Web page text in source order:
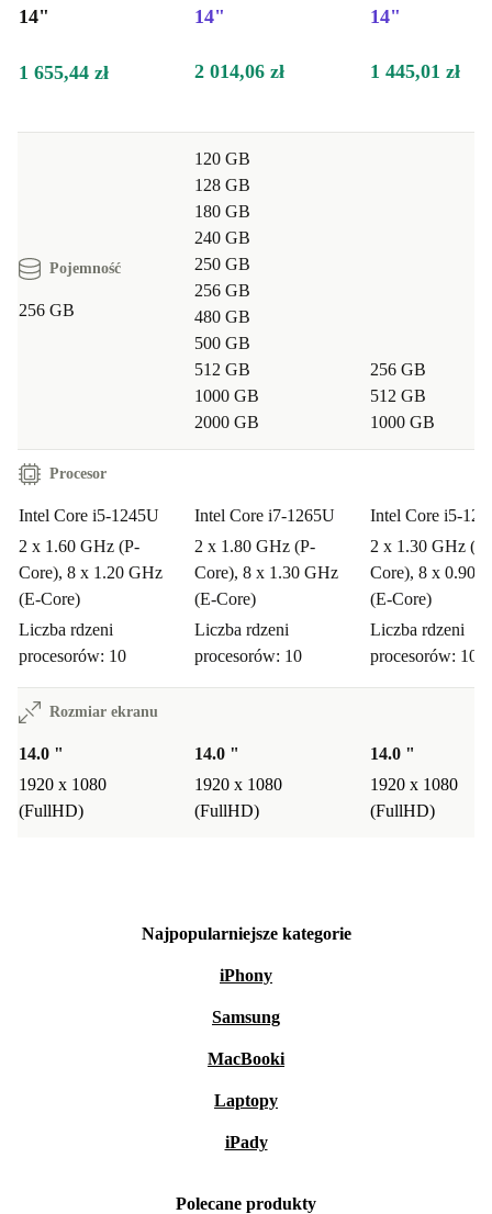
14"
14"
14"
1 655,44 zł 2 014,06 zł 1 445,01 zł
Pojemność
256 GB
120 GB
128 GB
180 GB
240 GB
250 GB
256 GB
480 GB
500 GB
512 GB
1000 GB
2000 GB
256 GB
512 GB
1000 GB
Procesor
Intel Core i5-1245U
2 x 1.60 GHz (P-
Core), 8 x 1.20 GHz
(E-Core)
Liczba rdzeni
procesorów: 10
Intel Core i7-1265U
2 x 1.80 GHz (P-
Core), 8 x 1.30 GHz
(E-Core)
Liczba rdzeni
procesorów: 10
Intel Core i5-
2 x 1.30 GHz (P-
Core), 8 x 0.90
(E-Core)
Liczba rdzeni
procesorów: 10
Rozmiar ekranu
14.0 "
1920 x 1080
(FullHD)
14.0 "
1920 x 1080
(FullHD)
14.0 "
1920 x 1080
(FullHD)
Najpopularniejsze kategorie
iPhony
Samsung
MacBooki
Laptopy
iPady
Polecane produkty